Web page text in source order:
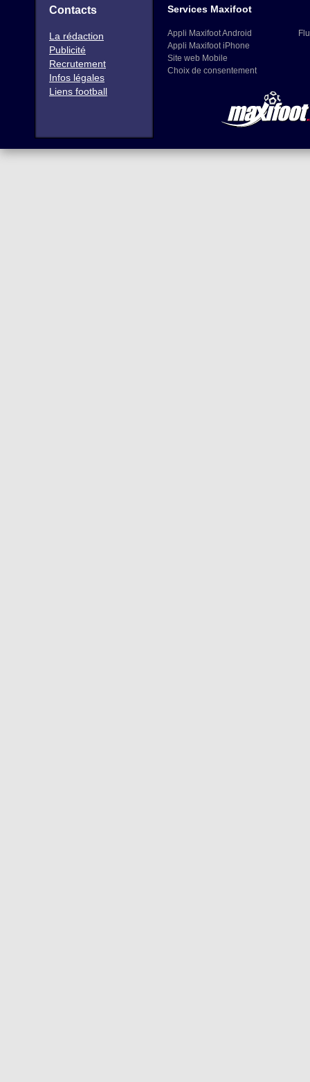
Contacts
La rédaction
Publicité
Recrutement
Infos légales
Liens football
Services Maxifoot
Appli Maxifoot Android
Appli Maxifoot iPhone
Site web Mobile
Choix de consentement